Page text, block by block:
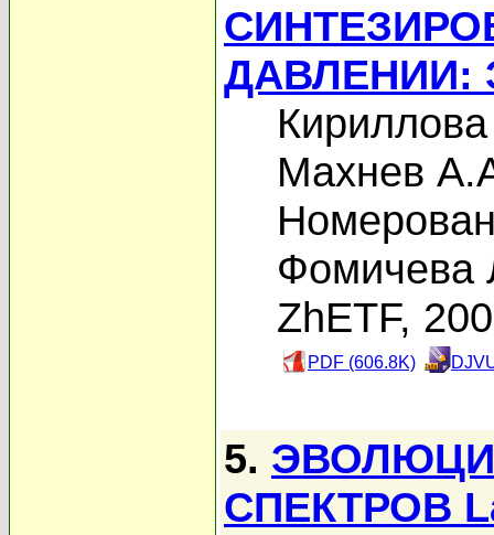
ДАВЛЕНИИ:
Махнев
Фомичева
ZhETF,
PDF (606.8K)
5.
СПЕКТРОВ